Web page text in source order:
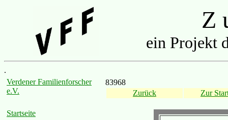
Z
ein Projekt
.
Verdener Familienforscher
e.V.
Startseite
83968
Zurück
Zur